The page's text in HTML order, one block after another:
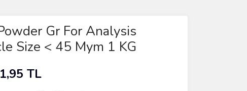
Gr For Analysis
Size < 45 Mym 1 KG
TL